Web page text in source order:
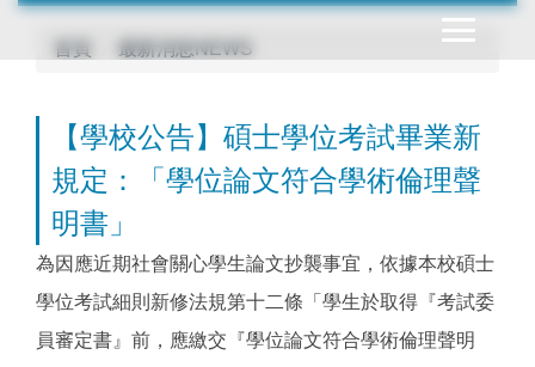
跳
首頁 最新消息NEWS
【學校公告】碩士學位考試畢業新
規定：「學位論文符合學術倫理聲
明書」
為因應近期社會關心學生論文抄襲事宜，依據本校碩士
學位考試細則新修法規第十二條「學生於取得『考試委
員審定書』前，應繳交『學位論文符合學術倫理聲明